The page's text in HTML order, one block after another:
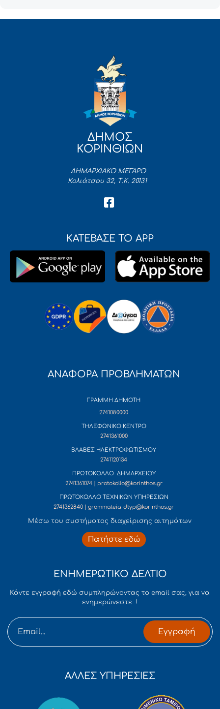
ΔΗΜΟΣ
ΚΟΡΙΝΘΙΩΝ
ΔΗΜΑΡΧΙΑΚΟ ΜΕΓΑΡΟ
Κολιάτσου 32, Τ.Κ. 20131
ΚΑΤΕΒΑΣΕ ΤΟ APP
ΑΝΑΦΟΡΑ ΠΡΟΒΛΗΜΑΤΩΝ
ΓΡΑΜΜΗ ΔΗΜΟΤΗ
2741080000
ΤΗΛΕΦΩΝΙΚΟ ΚΕΝΤΡΟ
2741361000
ΒΛΑΒΕΣ ΗΛΕΚΤΡΟΦΩΤΙΣΜΟΥ
2741120134
ΠΡΩΤΟΚΟΛΛΟ ΔΗΜΑΡΧΕΙΟΥ
2741361074 | protokollo@korinthos.gr
ΠΡΩΤΟΚΟΛΛΟ ΤΕΧΝΙΚΩΝ ΥΠΗΡΕΣΙΩΝ
2741362840 | grammateia_dtyp@korinthos.gr
Mέσω του συστήματος διαχείρισης αιτημάτων
Πατήστε εδώ
ΕΝΗΜΕΡΩΤΙΚΟ ΔΕΛΤΙΟ
Κάντε εγγραφή εδώ συμπληρώνοντας το email σας, για να
ενημερώνεστε !
Εγγραφή
ΑΛΛΕΣ ΥΠΗΡΕΣΙΕΣ